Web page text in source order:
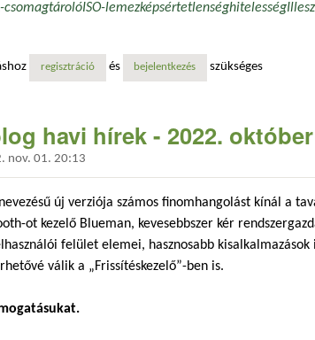
csomagtárolóISO-lemezképsértetlenséghitelesség
tartalommal kapcsolatosan
regisztráció és bejelentkezés szükséges
havi hírek - 2022. október
nov. 01. 20:13
új verziója számos finomhangolást kínál a
ot kezelő Blueman, kevesebbszer kér
felület elemei, hasznosabb
válik a „Frissítéskezelő”-ben is.